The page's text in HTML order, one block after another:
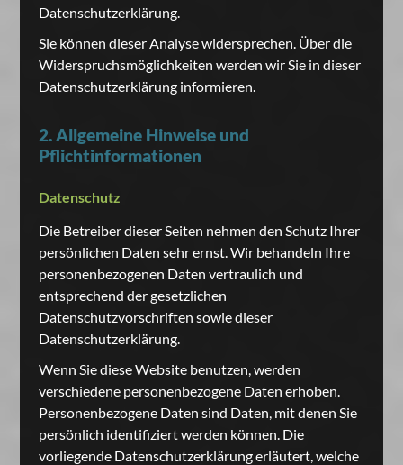
Datenschutzerklärung.
Sie können dieser Analyse widersprechen. Über die
Widerspruchsmöglichkeiten werden wir Sie in dieser
Datenschutzerklärung informieren.
2. Allgemeine Hinweise und
Pflichtinformationen
Datenschutz
Die Betreiber dieser Seiten nehmen den Schutz Ihrer
persönlichen Daten sehr ernst. Wir behandeln Ihre
personenbezogenen Daten vertraulich und
entsprechend der gesetzlichen
Datenschutzvorschriften sowie dieser
Datenschutzerklärung.
Wenn Sie diese Website benutzen, werden
verschiedene personenbezogene Daten erhoben.
Personenbezogene Daten sind Daten, mit denen Sie
persönlich identifiziert werden können. Die
vorliegende Datenschutzerklärung erläutert, welche